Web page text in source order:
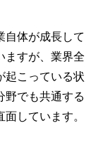
自体が成長して
ますが、業界全
起こっている状
野でも共通する
しています。